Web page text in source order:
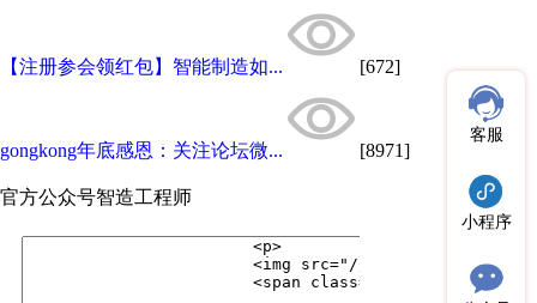
【注册参会领红包】智能制造如... [672]
gongkong年底感恩：关注论坛微... [8971]
官方公众号智造工程师
客服
小程序